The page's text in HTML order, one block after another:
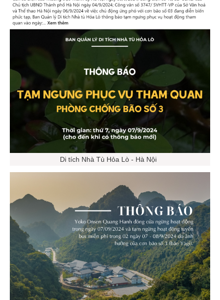
Di tích Nhà Tù Hỏa Lò - Hà Nội